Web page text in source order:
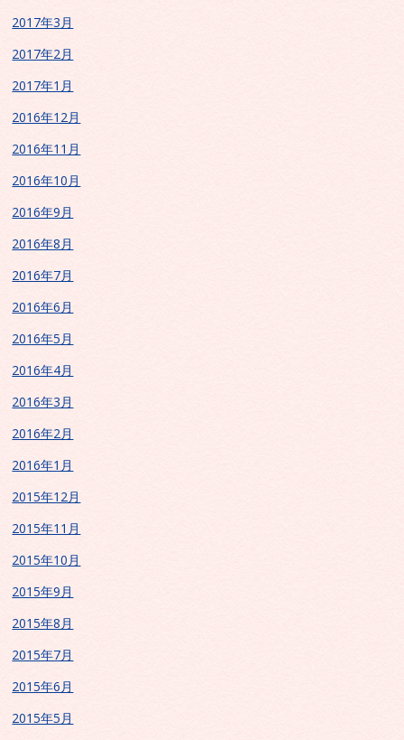
2017年3月
2017年2月
2017年1月
2016年12月
2016年11月
2016年10月
2016年9月
2016年8月
2016年7月
2016年6月
2016年5月
2016年4月
2016年3月
2016年2月
2016年1月
2015年12月
2015年11月
2015年10月
2015年9月
2015年8月
2015年7月
2015年6月
2015年5月